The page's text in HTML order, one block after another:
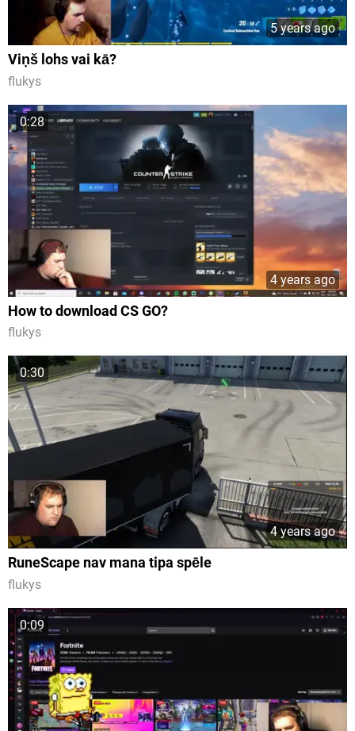
5 years ago
Viņš lohs vai kā?
flukys
0:28
4 years ago
How to download CS GO?
flukys
0:30
4 years ago
RuneScape nav mana tipa spēle
flukys
0:09